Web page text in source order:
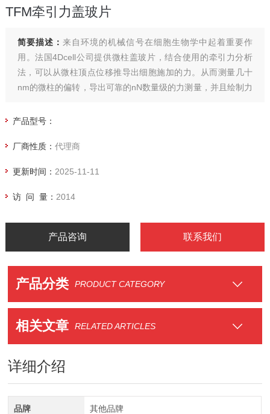
TFM牵引力盖玻片
简要描述： 来自环境的机械信号在细胞生物学中起着重要作
用。法国4Dcell公司提供微柱盖玻片，结合使用的牵引力分析
法，可以从微柱顶点位移推导出细胞施加的力。从而测量几十
nm的微柱的偏转，导出可靠的nN数量级的力测量，并且绘制力
产品型号：
厂商性质： 代理商
更新时间： 2025-11-11
访 问 量： 2014
产品咨询 联系我们
产品分类 PRODUCT CATEGORY
相关文章 RELATED ARTICLES
详细介绍
品牌 其他品牌